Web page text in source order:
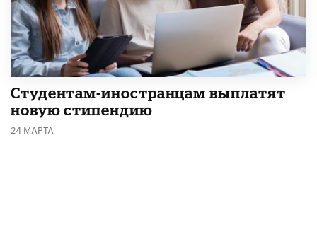
Студентам-иностранцам выплатят
новую стипендию
24 МАРТА